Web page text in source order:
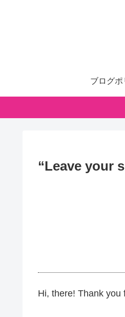
ブログポ
“Leave your
Hi, there! Thank you